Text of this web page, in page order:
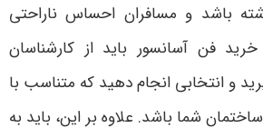
باشد و مسافران احساس ناراحتی
خرید فن آسانسور باید از کارشناسان
و انتخابی انجام دهید که متناسب با
شما باشد. علاوه بر این، باید به